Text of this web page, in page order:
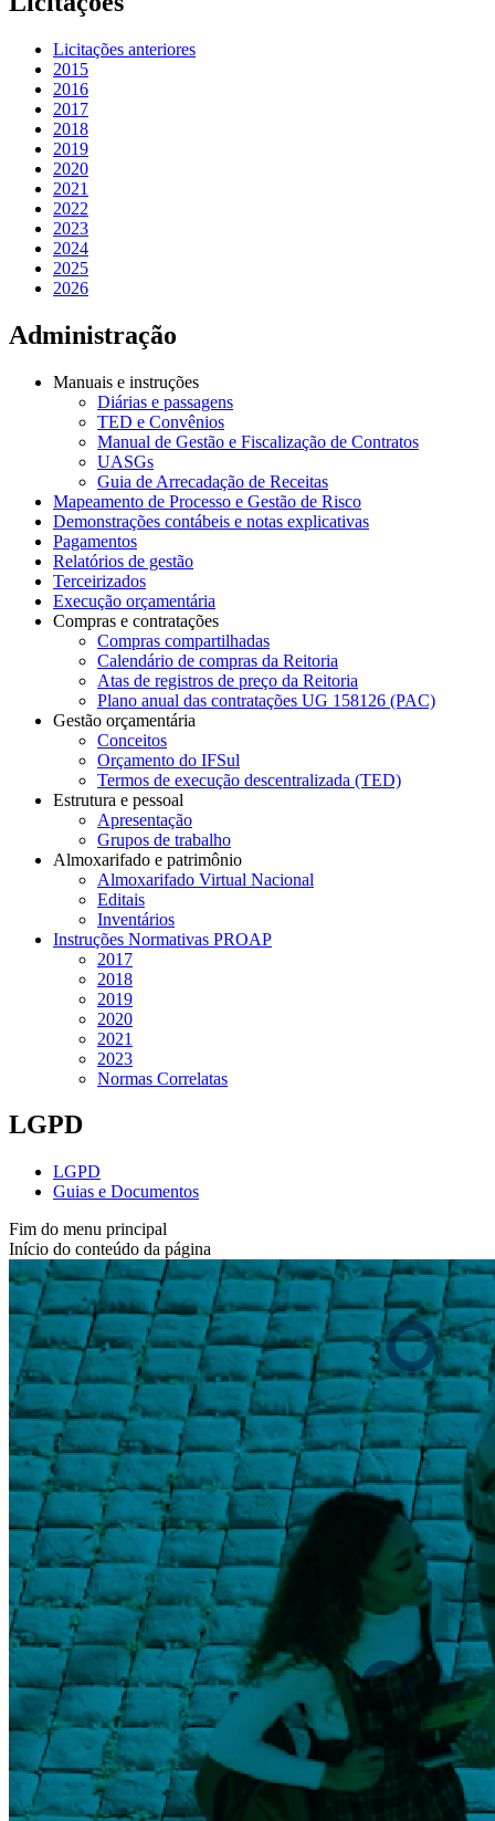
Licitações anteriores
2015
2016
2017
2018
2019
2020
2021
2022
2023
2024
2025
2026
Administração
Manuais e instruções
Diárias e passagens
TED e Convênios
Manual de Gestão e Fiscalização de Contratos
UASGs
Guia de Arrecadação de Receitas
Mapeamento de Processo e Gestão de Risco
Demonstrações contábeis e notas explicativas
Pagamentos
Relatórios de gestão
Terceirizados
Execução orçamentária
Compras e contratações
Compras compartilhadas
Calendário de compras da Reitoria
Atas de registros de preço da Reitoria
Plano anual das contratações UG 158126 (PAC)
Gestão orçamentária
Conceitos
Orçamento do IFSul
Termos de execução descentralizada (TED)
Estrutura e pessoal
Apresentação
Grupos de trabalho
Almoxarifado e patrimônio
Almoxarifado Virtual Nacional
Editais
Inventários
Instruções Normativas PROAP
2017
2018
2019
2020
2021
2023
Normas Correlatas
LGPD
LGPD
Guias e Documentos
Fim do menu principal
Início do conteúdo da página